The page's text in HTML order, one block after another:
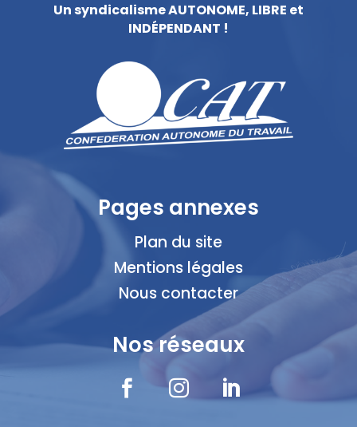
Un syndicalisme AUTONOME, LIBRE et
INDÉPENDANT !
Pages annexes
Plan du site
Mentions légales
Nous contacter
Nos réseaux
  